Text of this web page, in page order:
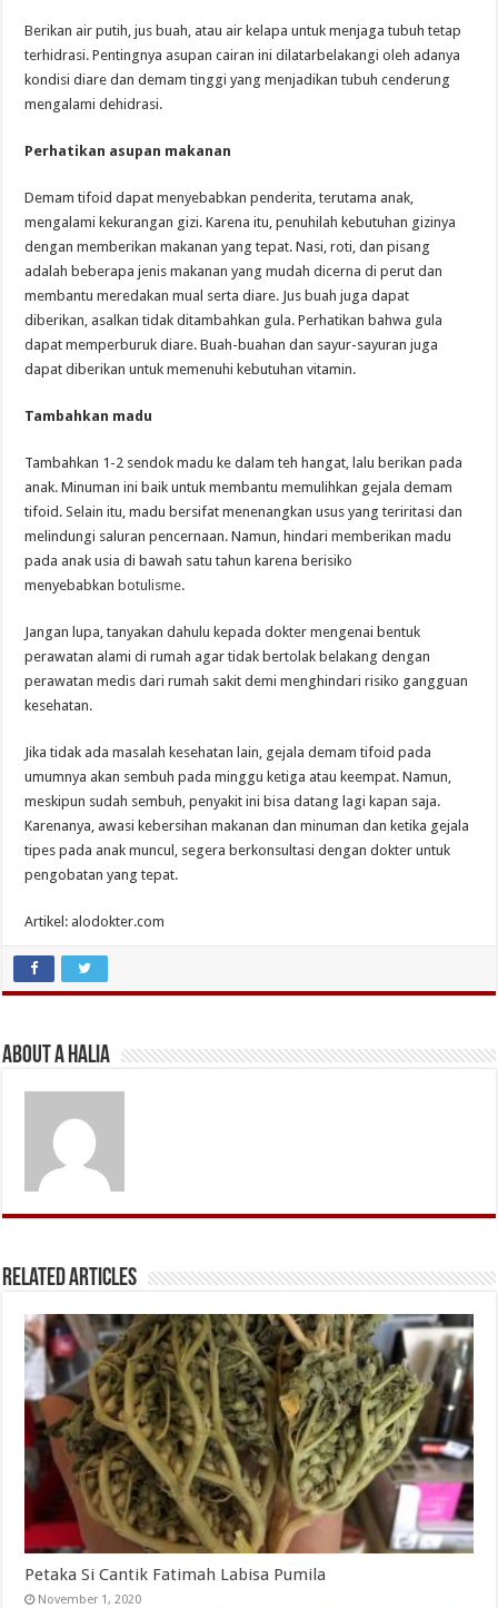
Berikan air putih, jus buah, atau air kelapa untuk menjaga tubuh tetap
terhidrasi. Pentingnya asupan cairan ini dilatarbelakangi oleh adanya
kondisi diare dan demam tinggi yang menjadikan tubuh cenderung
mengalami dehidrasi.
Perhatikan asupan makanan
Demam tifoid dapat menyebabkan penderita, terutama anak,
mengalami kekurangan gizi. Karena itu, penuhilah kebutuhan gizinya
dengan memberikan makanan yang tepat. Nasi, roti, dan pisang
adalah beberapa jenis makanan yang mudah dicerna di perut dan
membantu meredakan mual serta diare. Jus buah juga dapat
diberikan, asalkan tidak ditambahkan gula. Perhatikan bahwa gula
dapat memperburuk diare. Buah-buahan dan sayur-sayuran juga
dapat diberikan untuk memenuhi kebutuhan vitamin.
Tambahkan madu
Tambahkan 1-2 sendok madu ke dalam teh hangat, lalu berikan pada
anak. Minuman ini baik untuk membantu memulihkan gejala demam
tifoid. Selain itu, madu bersifat menenangkan usus yang teriritasi dan
melindungi saluran pencernaan. Namun, hindari memberikan madu
pada anak usia di bawah satu tahun karena berisiko
menyebabkan botulisme.
Jangan lupa, tanyakan dahulu kepada dokter mengenai bentuk
perawatan alami di rumah agar tidak bertolak belakang dengan
perawatan medis dari rumah sakit demi menghindari risiko gangguan
kesehatan.
Jika tidak ada masalah kesehatan lain, gejala demam tifoid pada
umumnya akan sembuh pada minggu ketiga atau keempat. Namun,
meskipun sudah sembuh, penyakit ini bisa datang lagi kapan saja.
Karenanya, awasi kebersihan makanan dan minuman dan ketika gejala
tipes pada anak muncul, segera berkonsultasi dengan dokter untuk
pengobatan yang tepat.
Artikel: alodokter.com
About A Halia
Related Articles
Petaka Si Cantik Fatimah Labisa Pumila
November 1, 2020